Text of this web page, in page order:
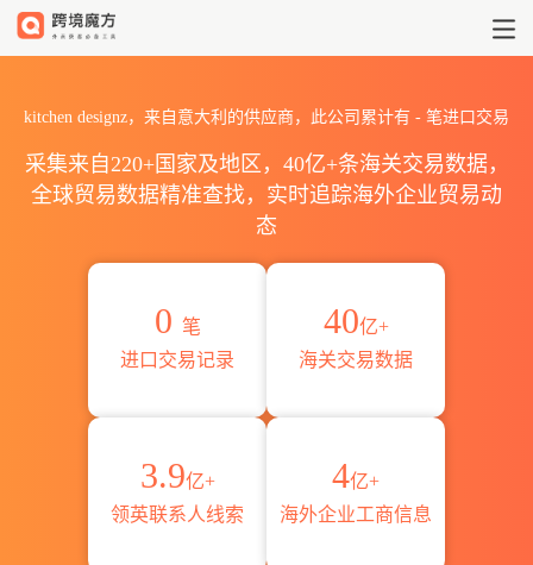
kitchen designz，来自意大利的供应商，此公司累计有 - 笔进口交易
采集来自220+国家及地区，40亿+条海关交易数据，
全球贸易数据精准查找，实时追踪海外企业贸易动
态
0 笔
进口交易记录
40亿+
海关交易数据
3.9亿+
领英联系人线索
4亿+
海外企业工商信息